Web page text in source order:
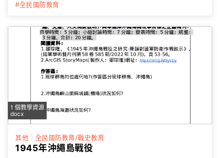
#全民國防教育
1 個教學資源
docx
其他 全民國防教育/戰史教育
1945年沖繩島戰役